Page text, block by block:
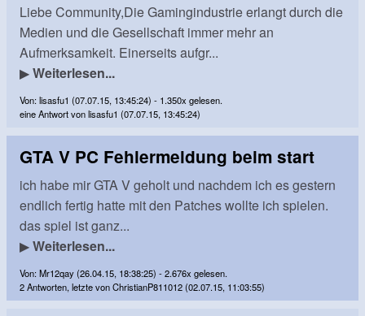
Liebe Community,Die Gamingindustrie erlangt durch die
Medien und die Gesellschaft immer mehr an
Aufmerksamkeit. Einerseits aufgr...
▶Weiterlesen...
Von: lisasfu1 (07.07.15, 13:45:24) - 1.350x gelesen.
eine Antwort von lisasfu1 (07.07.15, 13:45:24)
GTA V PC Fehlermeldung beim start
ich habe mir GTA V geholt und nachdem ich es gestern
endlich fertig hatte mit den Patches wollte ich spielen.
das spiel ist ganz...
▶Weiterlesen...
Von: Mr12qay (26.04.15, 18:38:25) - 2.676x gelesen.
2 Antworten, letzte von ChristianP811012 (02.07.15, 11:03:55)